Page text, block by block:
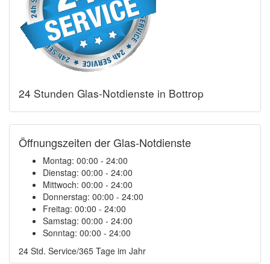
24 Stunden Glas-Notdienste in Bottrop
Öffnungszeiten der Glas-Notdienste
Montag: 00:00 - 24:00
Dienstag: 00:00 - 24:00
Mittwoch: 00:00 - 24:00
Donnerstag: 00:00 - 24:00
Freitag: 00:00 - 24:00
Samstag: 00:00 - 24:00
Sonntag: 00:00 - 24:00
24 Std. Service/365 Tage im Jahr